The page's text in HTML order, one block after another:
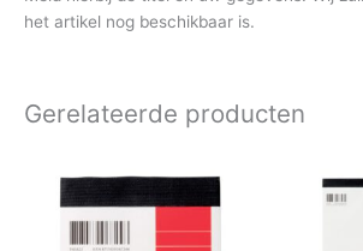
het artikel nog beschikbaar is.
Gerelateerde producten